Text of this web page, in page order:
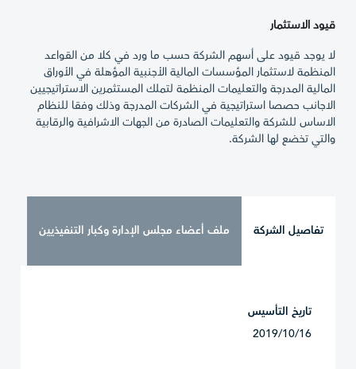
قيود الاستثمار
لا يوجد قيود على أسهم الشركة حسب ما ورد في كلا من القواعد
المنظمة لاستثمار المؤسسات المالية الأجنبية المؤهلة في الأوراق
المالية المدرجة والتعليمات المنظمة لتملك المستثمرين الاستراتيجيين
الاجانب حصصا استراتيجية في الشركات المدرجة وذلك وفقا للنظام
الاساس للشركة والتعليمات الصادرة من الجهات الاشرافية والرقابية
والتي تخضع لها الشركة.
تفاصيل الشركة ملف أعضاء مجلس الإدارة وكبار التنفيذيين
تاريخ التأسيس
2019/10/16